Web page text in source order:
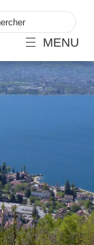
MENU